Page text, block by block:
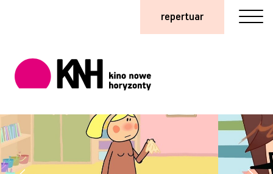
repertuar